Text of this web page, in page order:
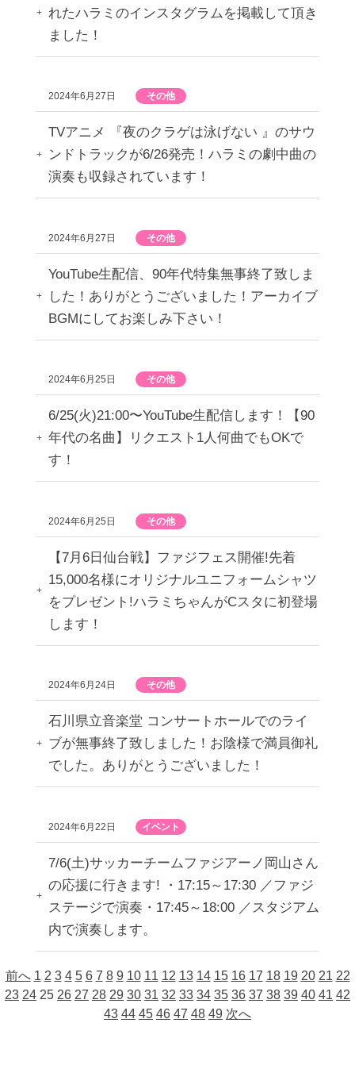
れたハラミのインスタグラムを掲載して頂き
ました！
2024年6月27日 その他
TVアニメ 『夜のクラゲは泳げない 』のサウ
ンドトラックが6/26発売！ハラミの劇中曲の
演奏も収録されています！
2024年6月27日 その他
YouTube生配信、90年代特集無事終了致しま
した！ありがとうございました！アーカイブ
BGMにしてお楽しみ下さい！
2024年6月25日 その他
6/25(火)21:00〜YouTube生配信します！【90
年代の名曲】リクエスト1人何曲でもOKで
す！
2024年6月25日 その他
【7月6日仙台戦】ファジフェス開催!先着
15,000名様にオリジナルユニフォームシャツ
をプレゼント!ハラミちゃんがCスタに初登場
します！
2024年6月24日 その他
石川県立音楽堂 コンサートホールでのライ
ブが無事終了致しました！お陰様で満員御礼
でした。ありがとうございました！
2024年6月22日 イベント
7/6(土)サッカーチームファジアーノ岡山さん
の応援に行きます! ・17:15～17:30 ／ファジ
ステージで演奏・17:45～18:00 ／スタジアム
内で演奏します。
前へ 1 2 3 4 5 6 7 8 9 10 11 12 13 14 15 16 17 18 19 20 21 22
23 24 25 26 27 28 29 30 31 32 33 34 35 36 37 38 39 40 41 42
43 44 45 46 47 48 49 次へ